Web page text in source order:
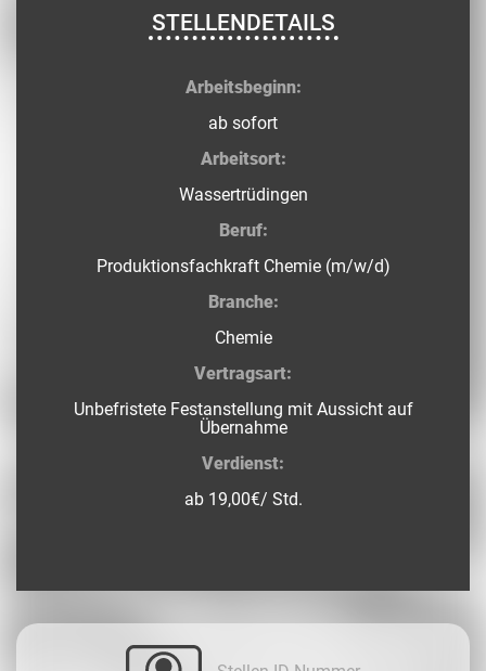
STELLENDETAILS
Arbeitsbeginn:
ab sofort
Arbeitsort:
Wassertrüdingen
Beruf:
Produktionsfachkraft Chemie (m/w/d)
Branche:
Chemie
Vertragsart:
Unbefristete Festanstellung mit Aussicht auf
Übernahme
Verdienst:
ab 19,00€/ Std.